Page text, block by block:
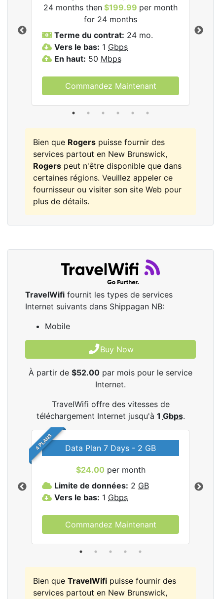
24 months then $199.99 per month
for 24 months
Terme du contrat: 24 mo.
Vers le bas: 1 Gbps
En haut: 50 Mbps
Commandez Maintenant
Bien que Rogers puisse fournir des
services partout en New Brunswick,
Rogers peut n'être disponible que dans
certaines régions. Veuillez appeler ce
fournisseur ou visiter son site Web pour
plus de détails.
TravelWifi fournit les types de services
Internet suivants dans Shippagan NB:
Mobile
Buy Now
À partir de $52.00 par mois pour le service
Internet.
TravelWifi offre des vitesses de
téléchargement Internet jusqu'à 1 Gbps.
4 PLANS Data Plan 7 Days - 2 GB
$24.00 per month
Limite de données: 2 GB
Vers le bas: 1 Gbps
Commandez Maintenant
Bien que TravelWifi puisse fournir des
services partout en New Brunswick,